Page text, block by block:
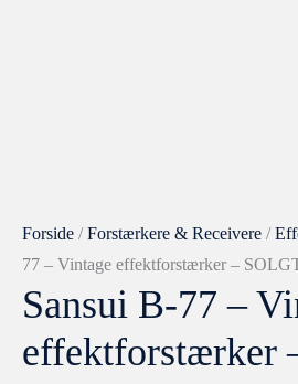
Forside /Forstærkere & Receivere /
77 – Vintage effektforstærker –
Sansui B-77 –
effektforstærker